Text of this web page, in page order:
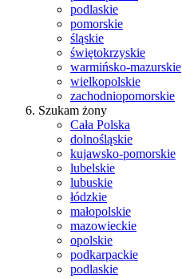
podlaskie
pomorskie
śląskie
świętokrzyskie
warmińsko-mazurskie
wielkopolskie
zachodniopomorskie
Szukam żony
Cała Polska
dolnośląskie
kujawsko-pomorskie
lubelskie
lubuskie
łódzkie
małopolskie
mazowieckie
opolskie
podkarpackie
podlaskie